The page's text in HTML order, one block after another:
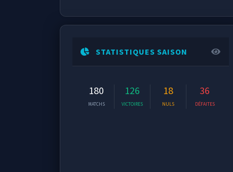
STATISTIQUES SAISON
180
MATCHS
126
VICTOIRES
18
NULS
36
DÉFAITES